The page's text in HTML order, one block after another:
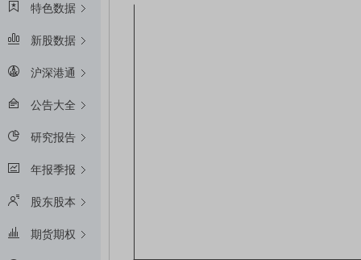
特色数据
新股数据
沪深港通
公告大全
研究报告
年报季报
股东股本
期货期权